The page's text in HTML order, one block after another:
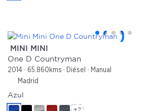
MINI MINI
One D Countryman
2014 65.860kms Diésel
Manual
Madrid
Azul
+2